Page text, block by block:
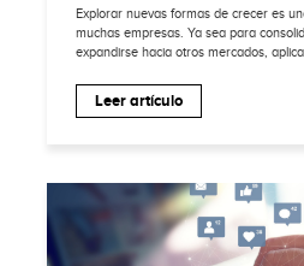
Explorar nuevas formas de crecer es
muchas empresas. Ya sea para
expandirse hacia otros mercados,
Leer artículo